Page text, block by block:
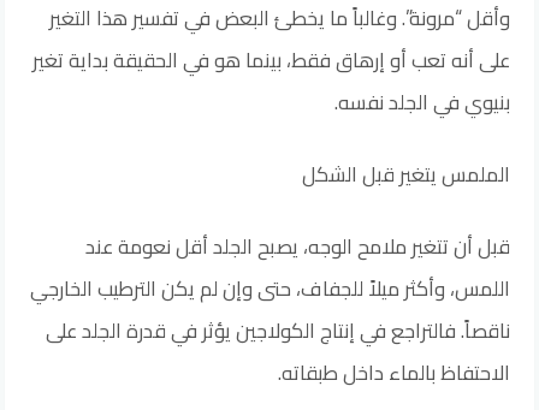
وأقل “مرونة”. وغالباً ما يخطئ البعض في تفسير هذا التغير
على أنه تعب أو إرهاق فقط، بينما هو في الحقيقة بداية تغير
بنيوي في الجلد نفسه.
الملمس يتغير قبل الشكل
قبل أن تتغير ملامح الوجه، يصبح الجلد أقل نعومة عند
اللمس، وأكثر ميلاً للجفاف، حتى وإن لم يكن الترطيب الخارجي
ناقصاً. فالتراجع في إنتاج الكولاجين يؤثر في قدرة الجلد على
الاحتفاظ بالماء داخل طبقاته.